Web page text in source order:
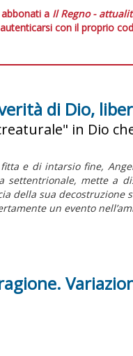
a Il Regno -
con il proprio
di Dio,
in Dio
e di intarsio fine,
settentrionale, mette a
della sua
un evento